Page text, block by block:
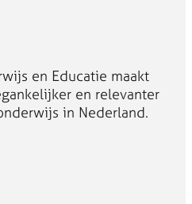
en Educatie maakt
en relevanter
in Nederland.